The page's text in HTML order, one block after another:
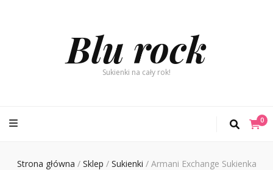
Blu rock
Sukienki na cały rok!
0
Strona główna / Sklep / Sukienki / Armani Exchange Sukienka